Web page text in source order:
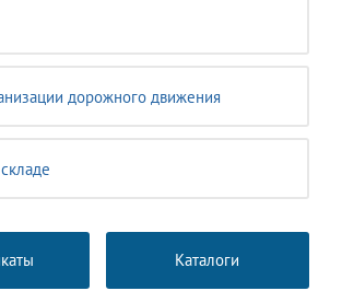
дорожного движения
Каталоги